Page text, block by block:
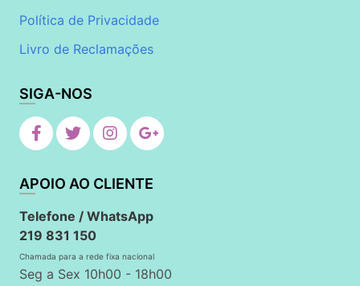
Política de Privacidade
Livro de Reclamações
SIGA-NOS
APOIO AO CLIENTE
Telefone / WhatsApp
219 831 150
Chamada para a rede fixa nacional
Seg a Sex 10h00 - 18h00